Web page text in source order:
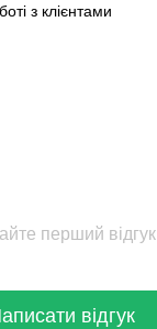
з клієнтами
перший відгук
відгук